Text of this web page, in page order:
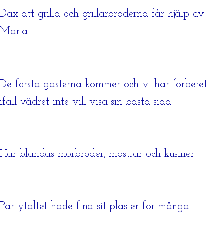
Dax att grilla och grillarbröderna får hjälp av
Maria
De första gästerna kommer och vi har förberett
ifall vädret inte vill visa sin bästa sida
Här blandas morbröder, mostrar och kusiner
Partytältet hade fina sittplaster för många